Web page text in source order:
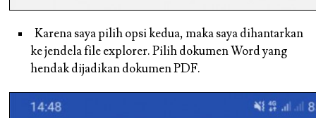
Karena saya pilih opsi kedua, maka saya dihantarkan
ke jendela file explorer. Pilih dokumen Word yang
hendak dijadikan dokumen PDF.